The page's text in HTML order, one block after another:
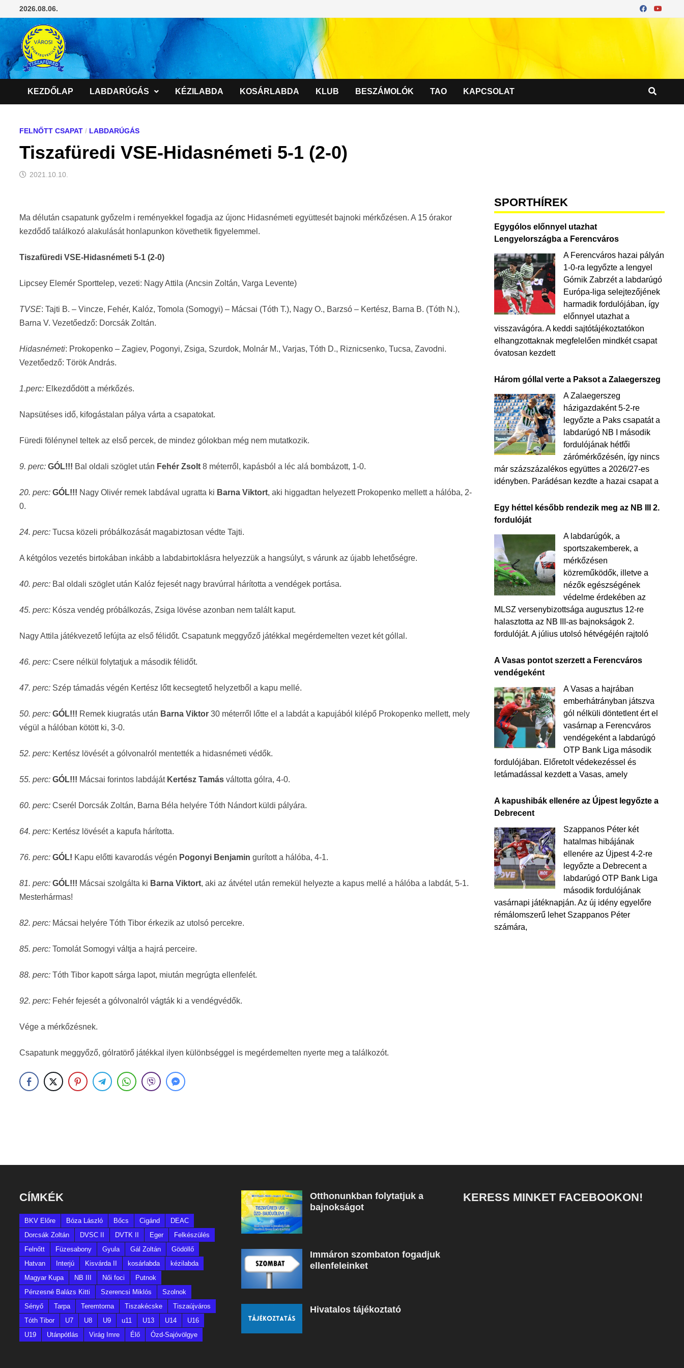
to
2026.08.06.
KEZDŐLAP LABDARÚGÁS KÉZILABDA KOSÁRLABDA KLUB BESZÁMOLÓK TAO KAPCSOLAT
FELNŐTT CSAPAT / LABDARÚGÁS
Tiszafüredi VSE-Hidasnémeti 5-1 (2-0)
2021.10.10.
Ma délután csapatunk győzelm i reményekkel fogadja az újonc Hidasnémeti együttesét bajnoki mérkőzésen. A 15 órakor
kezdődő találkozó alakulását honlapunkon követhetik figyelemmel.
Tiszafüredi VSE-Hidasnémeti 5-1 (2-0)
Lipcsey Elemér Sporttelep, vezeti: Nagy Attila (Ancsin Zoltán, Varga Levente)
TVSE: Tajti B. – Vincze, Fehér, Kalóz, Tomola (Somogyi) – Mácsai (Tóth T.), Nagy O., Barzsó – Kertész, Barna B. (Tóth N.),
Barna V. Vezetőedző: Dorcsák Zoltán.
Hidasnémeti: Prokopenko – Zagiev, Pogonyi, Zsiga, Szurdok, Molnár M., Varjas, Tóth D., Riznicsenko, Tucsa, Zavodni.
Vezetőedző: Török András.
1.perc: Elkezdődött a mérkőzés.
Napsütéses idő, kifogástalan pálya várta a csapatokat.
Füredi fölénynel teltek az első percek, de mindez gólokban még nem mutatkozik.
9. perc: GÓL!!! Bal oldali szöglet után Fehér Zsolt8 méterről, kapásból a léc alá bombázott, 1-0.
20. perc: GÓL!!! Nagy Olivér remek labdával ugratta ki Barna Viktort, aki higgadtan helyezett Prokopenko mellett a hálóba, 2-
0.
24. perc: Tucsa közeli próbálkozását magabiztosan védte Tajti.
A kétgólos vezetés birtokában inkább a labdabirtoklásra helyezzük a hangsúlyt, s várunk az újabb lehetőségre.
40. perc: Bal oldali szöglet után Kalóz fejesét nagy bravúrral hárította a vendégek portása.
45. perc: Kósza vendég próbálkozás, Zsiga lövése azonban nem talált kaput.
Nagy Attila játékvezető lefújta az első félidőt. Csapatunk meggyőző játékkal megérdemelten vezet két góllal.
46. perc: Csere nélkül folytatjuk a második félidőt.
47. perc: Szép támadás végén Kertész lőtt kecsegtető helyzetből a kapu mellé.
50. perc:GÓL!!! Remek kiugratás után Barna Viktor30 méterről lőtte el a labdát a kapujából kilépő Prokopenko mellett, mely
végül a hálóban kötött ki, 3-0.
52. perc: Kertész lövését a gólvonalról mentették a hidasnémeti védők.
55. perc: GÓL!!! Mácsai forintos labdáját Kertész Tamás váltotta gólra, 4-0.
60. perc: Cserél Dorcsák Zoltán, Barna Béla helyére Tóth Nándort küldi pályára.
64. perc: Kertész lövését a kapufa hárította.
76. perc:GÓL! Kapu előtti kavarodás végén Pogonyi Benjamin gurított a hálóba, 4-1.
81. perc: GÓL!!! Mácsai szolgálta ki Barna Viktort, aki az átvétel után remekül helyezte a kapus mellé a hálóba a labdát, 5-1.
Mesterhármas!
82. perc: Mácsai helyére Tóth Tibor érkezik az utolsó percekre.
85. perc:Tomolát Somogyi váltja a hajrá perceire.
88. perc:Tóth Tibor kapott sárga lapot, miután megrúgta ellenfelét.
92. perc: Fehér fejesét a gólvonalról vágták ki a vendégvédők.
Vége a mérkőzésnek.
Csapatunk meggyőző, gólratörő játékkal ilyen különbséggel is megérdemelten nyerte meg a találkozót.
SPORTHÍREK
Egygólos előnnyel utazhat
Lengyelországba a Ferencváros
A Ferencváros hazai pályán
1-0-ra legyőzte a lengyel
Górnik Zabrzét a labdarúgó
Európa-liga selejtezőjének
harmadik fordulójában, így
előnnyel utazhat a
visszavágóra. A keddi sajtótájékoztatókon
elhangzottaknak megfelelően mindkét csapat
óvatosan kezdett
Három góllal verte a Paksot a Zalaegerszeg
A Zalaegerszeg
házigazdaként 5-2-re
legyőzte a Paks csapatát a
labdarúgó NB I második
fordulójának hétfői
zárómérkőzésén, így nincs
már százszázalékos együttes a 2026/27-es
idényben. Parádésan kezdte a hazai csapat a
Egy héttel később rendezik meg az NB III 2.
fordulóját
A labdarúgók, a
sportszakemberek, a
mérkőzésen
közreműködők, illetve a
nézők egészségének
védelme érdekében az
MLSZ versenybizottsága augusztus 12-re
halasztotta az NB III-as bajnokságok 2.
fordulóját. A július utolsó hétvégéjén rajtoló
A Vasas pontot szerzett a Ferencváros
vendégeként
A Vasas a hajrában
emberhátrányban játszva
gól nélküli döntetlent ért el
vasárnap a Ferencváros
vendégeként a labdarúgó
OTP Bank Liga második
fordulójában. Előretolt védekezéssel és
letámadással kezdett a Vasas, amely
A kapushibák ellenére az Újpest legyőzte a
Debrecent
Szappanos Péter két
hatalmas hibájának
ellenére az Újpest 4-2-re
legyőzte a Debrecent a
labdarúgó OTP Bank Liga
második fordulójának
vasárnapi játéknapján. Az új idény egyelőre
rémálomszerű lehet Szappanos Péter
számára,
CÍMKÉK
BKV Előre Bóza László Bőcs Cigánd
DEAC
Dorcsák Zoltán
DVSC II DVTK II Eger
Felkészülés
Felnőtt
Füzesabony Gyula Gál Zoltán
Gödöllő
Hatvan
Interjú Kisvárda II kosárlabda
kézilabda
Magyar Kupa
NB III Női foci
Putnok
Pénzesné Balázs Kitti
Szerencsi Miklós
Szolnok
Sényő
Tarpa Teremtorna Tiszakécske
Tiszaújváros
Tóth Tibor
U7 U8 U9 u11 U13 U14
U16
U19
Utánpótlás Virág Imre Élő Ózd-Sajóvölgye
Otthonunkban folytatjuk a
bajnokságot
Immáron szombaton fogadjuk
ellenfeleinket
Hivatalos tájékoztató
KERESS MINKET FACEBOOKON!